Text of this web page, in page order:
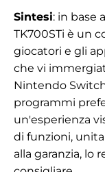
Sintesi: in base
TK700STi è un
giocatori e gli
che vi
Nintendo
programmi
un'esperienza
di funzioni,
alla garanzia, lo